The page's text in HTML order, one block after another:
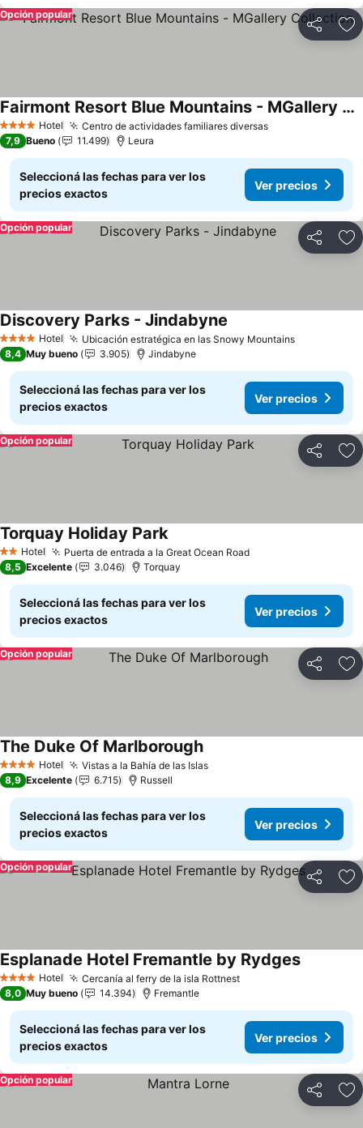
Compartir
Opción popular
4 EstrellasHotel Centro de actividades familiares diversasVer precios
Fairmont Resort Blue Mountains - MGallery Collection
Ver precios
7,9 Bueno 11.499 Leura
Seleccioná las fechas para ver los
precios exactos
Ver precios
Compartir
Opción popular
4 EstrellasHotel Ubicación estratégica en las Snowy MountainsVer precios
Discovery Parks - Jindabyne
8,4 Muy bueno 3.905 Jindabyne
Seleccioná las fechas para ver los
precios exactos
Ver precios
Compartir
Opción popular
2 Estrellas
Hotel Puerta de entrada a la Great Ocean RoadVer precios
Torquay Holiday ParkVer precios
8,5 Excelente 3.046 Torquay
Seleccioná las fechas para ver los
precios exactos
Ver precios
Compartir
Opción popular
4 EstrellasHotel Vistas a la Bahía de las IslasVer precios
The Duke Of MarlboroughVer precios
8,9 Excelente 6.715 Russell
Seleccioná las fechas para ver los
precios exactos
Ver precios
Compartir
Opción popular
4 EstrellasHotel Cercanía al ferry de la isla RottnestVer precios
Esplanade Hotel Fremantle by RydgesVer
8,0 Muy bueno 14.394 Fremantle
Seleccioná las fechas para ver los
precios exactos
Ver precios
Compartir
Opción popular